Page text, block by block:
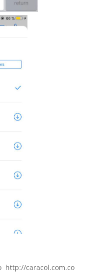
http://caracol.com.co